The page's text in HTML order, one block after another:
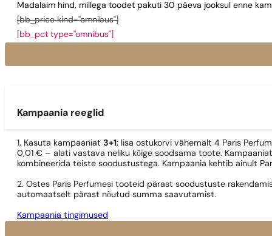
Madalaim hind, millega toodet pakuti 30 päeva jooksul enne
[bb_price kind="omnibus"]
[bb_pct type="omnibus"]
Kampaania reeglid
1. Kasuta kampaaniat 3+1: lisa ostukorvi vähemalt 4 Paris
0,01 € – alati vastava neliku kõige soodsama toote.
kombineerida teiste soodustustega. Kampaania kehtib ainult
2. Ostes Paris Perfumesi tooteid pärast soodustuste
automaatselt pärast nõutud summa saavutamist.
Kampaania tingimused